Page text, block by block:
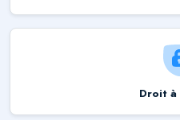
Droit à